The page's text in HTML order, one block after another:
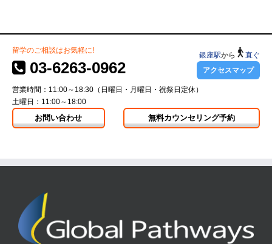
留学のご相談はお気軽に!
03-6263-0962
銀座駅から
直ぐ
アクセスマップ
営業時間：11:00～18:30（日曜日・月曜日・祝祭日定休）
土曜日：11:00～18:00
お問い合わせ 無料カウンセリング予約